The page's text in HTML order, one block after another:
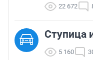
22 672
Ступица
5 160